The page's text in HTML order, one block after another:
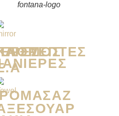
fontana-logo